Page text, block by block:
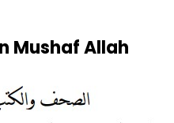
Mushaf Allah